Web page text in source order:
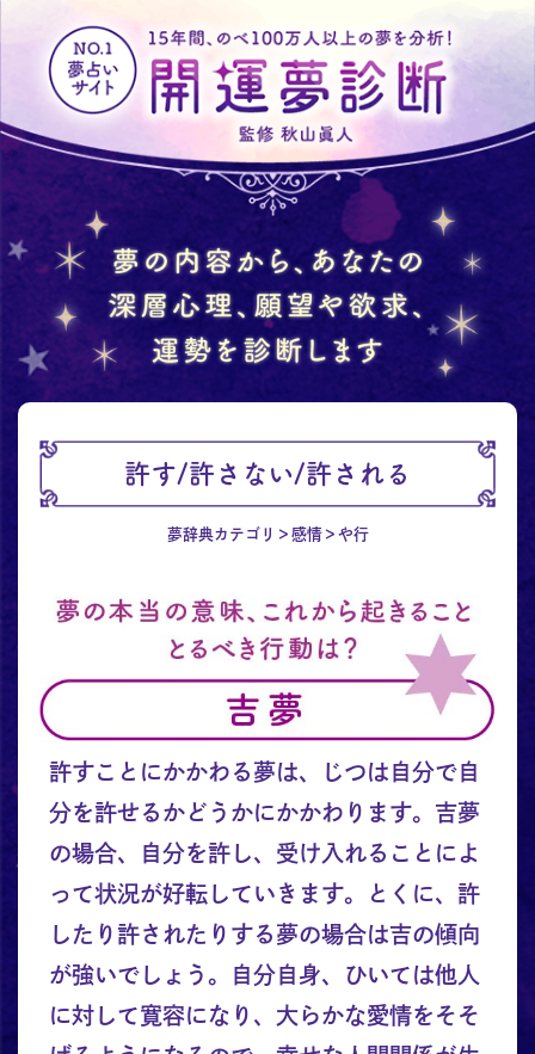
許す/許さない/許される
夢辞典カテゴリ 感情 や行
許すことにかかわる夢は、じつは自分で自
分を許せるかどうかにかかわります。吉夢
の場合、自分を許し、受け入れることによ
って状況が好転していきます。とくに、許
したり許されたりする夢の場合は吉の傾向
が強いでしょう。自分自身、ひいては他人
に対して寛容になり、大らかな愛情をそそ